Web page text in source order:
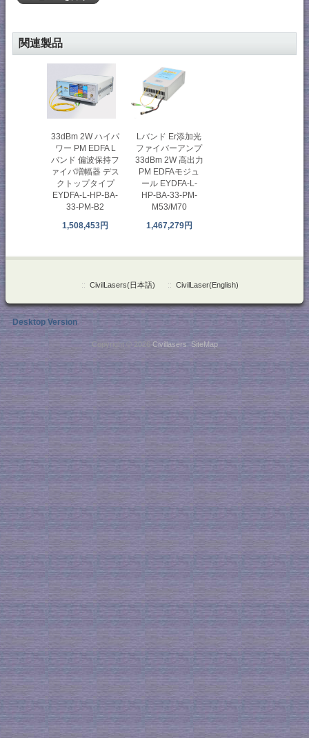
関連製品
33dBm 2W ハイパ
ワー PM EDFA L
バンド 偏波保持フ
ァイバ増幅器 デス
クトップタイプ
EYDFA-L-HP-BA-
33-PM-B2
1,508,453円
Lバンド Er添加光
ファイバーアンプ
33dBm 2W 高出力
PM EDFAモジュ
ール EYDFA-L-
HP-BA-33-PM-
M53/M70
1,467,279円
:: CivilLasers(日本語) :: CivilLaser(English)
Desktop Version
Copyright © 2026 Civillasers. SiteMap